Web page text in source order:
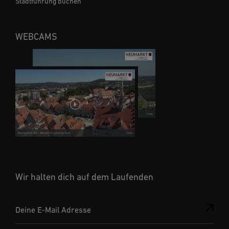
Wir halten dich auf dem Laufenden
Deine E-Mail Adresse
WEBCAMS